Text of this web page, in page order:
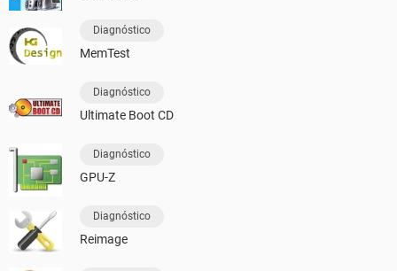
Diagnóstico
MemTest
Diagnóstico
Ultimate Boot CD
Diagnóstico
GPU-Z
Diagnóstico
Reimage